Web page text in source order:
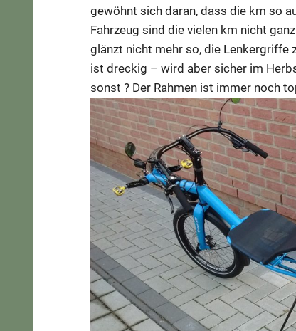
gewöhnt sich daran, dass die km so
Fahrzeug sind die vielen km nicht
glänzt nicht mehr so, die Lenkergriffe
ist dreckig – wird aber sicher im
sonst ? Der Rahmen ist immer noch